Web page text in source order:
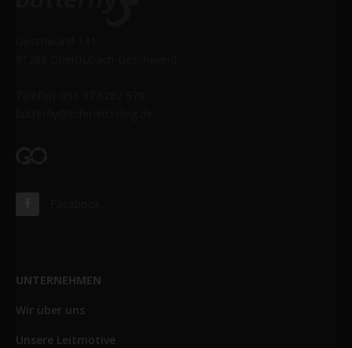
UNTERNEHMEN
Wir über uns
Unsere Leitmotive